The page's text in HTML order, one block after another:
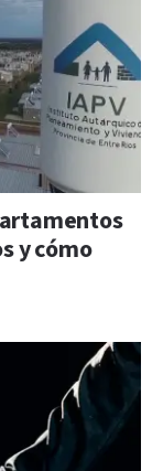
y cómo